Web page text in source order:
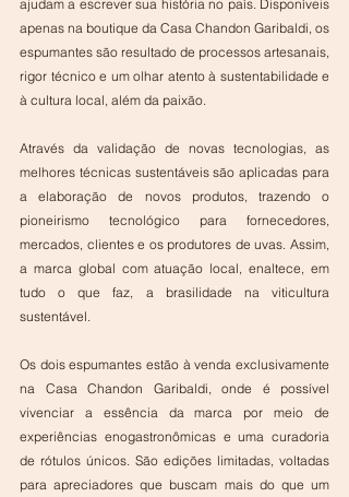
ajudam a escrever sua história no país. Disponíveis
apenas na boutique da Casa Chandon Garibaldi, os
espumantes são resultado de processos artesanais,
rigor técnico e um olhar atento à sustentabilidade e
à cultura local, além da paixão.
Através da validação de novas tecnologias, as
melhores técnicas sustentáveis são aplicadas para
a elaboração de novos produtos, trazendo o
pioneirismo tecnológico para fornecedores,
mercados, clientes e os produtores de uvas. Assim,
a marca global com atuação local, enaltece, em
tudo o que faz, a brasilidade na viticultura
sustentável.
Os dois espumantes estão à venda exclusivamente
na Casa Chandon Garibaldi, onde é possível
vivenciar a essência da marca por meio de
experiências enogastronômicas e uma curadoria
de rótulos únicos. São edições limitadas, voltadas
para apreciadores que buscam mais do que um